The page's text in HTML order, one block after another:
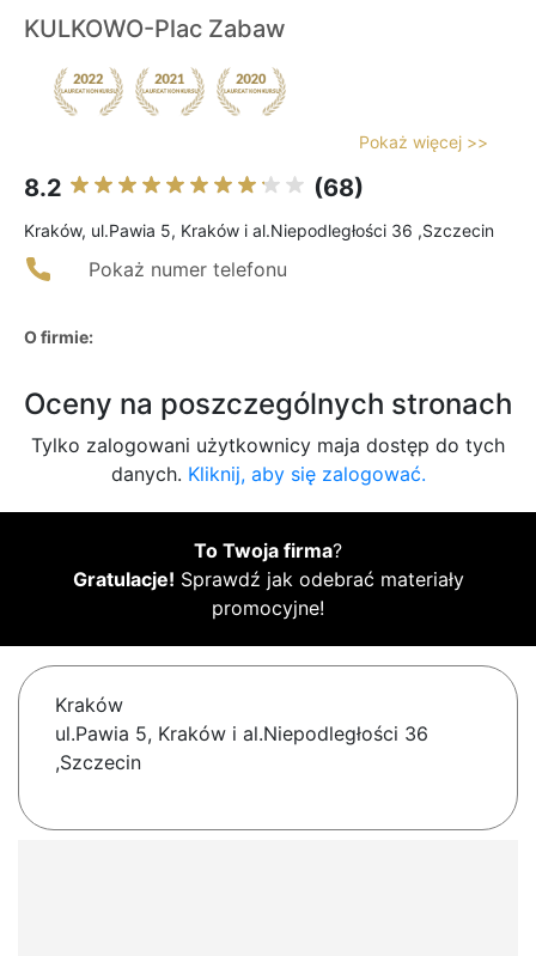
KULKOWO-Plac Zabaw
Pokaż więcej >>
8.2 (68)
Kraków, ul.Pawia 5, Kraków i al.Niepodległości 36 ,Szczecin
Pokaż numer telefonu
O firmie:
Oceny na poszczególnych stronach
Tylko zalogowani użytkownicy maja dostęp do tych
danych. Kliknij, aby się zalogować.
To Twoja firma?
Gratulacje! Sprawdź jak odebrać materiały
promocyjne!
Kraków
ul.Pawia 5, Kraków i al.Niepodległości 36
,Szczecin